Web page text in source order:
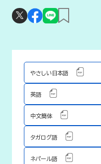
やさしい日本語
英語
中文簡体
タガログ語
ネパール語